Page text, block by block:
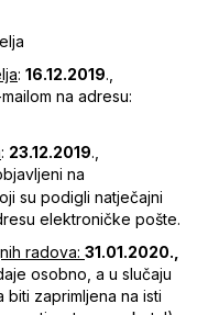
: 16.12.2019.,
na adresu:
: 23.12.2019.,
na
su podigli natječajni
elektroničke pošte.
radova: 31.01.2020.,
osobno, a u slučaju
zaprimljena na isti